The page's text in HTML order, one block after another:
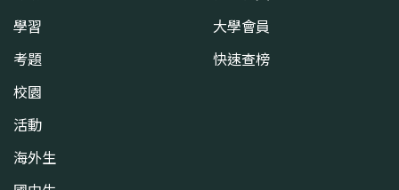
學習
考題
校園
活動
海外生
大學會員
快速查榜